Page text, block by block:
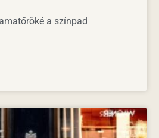
a színpad